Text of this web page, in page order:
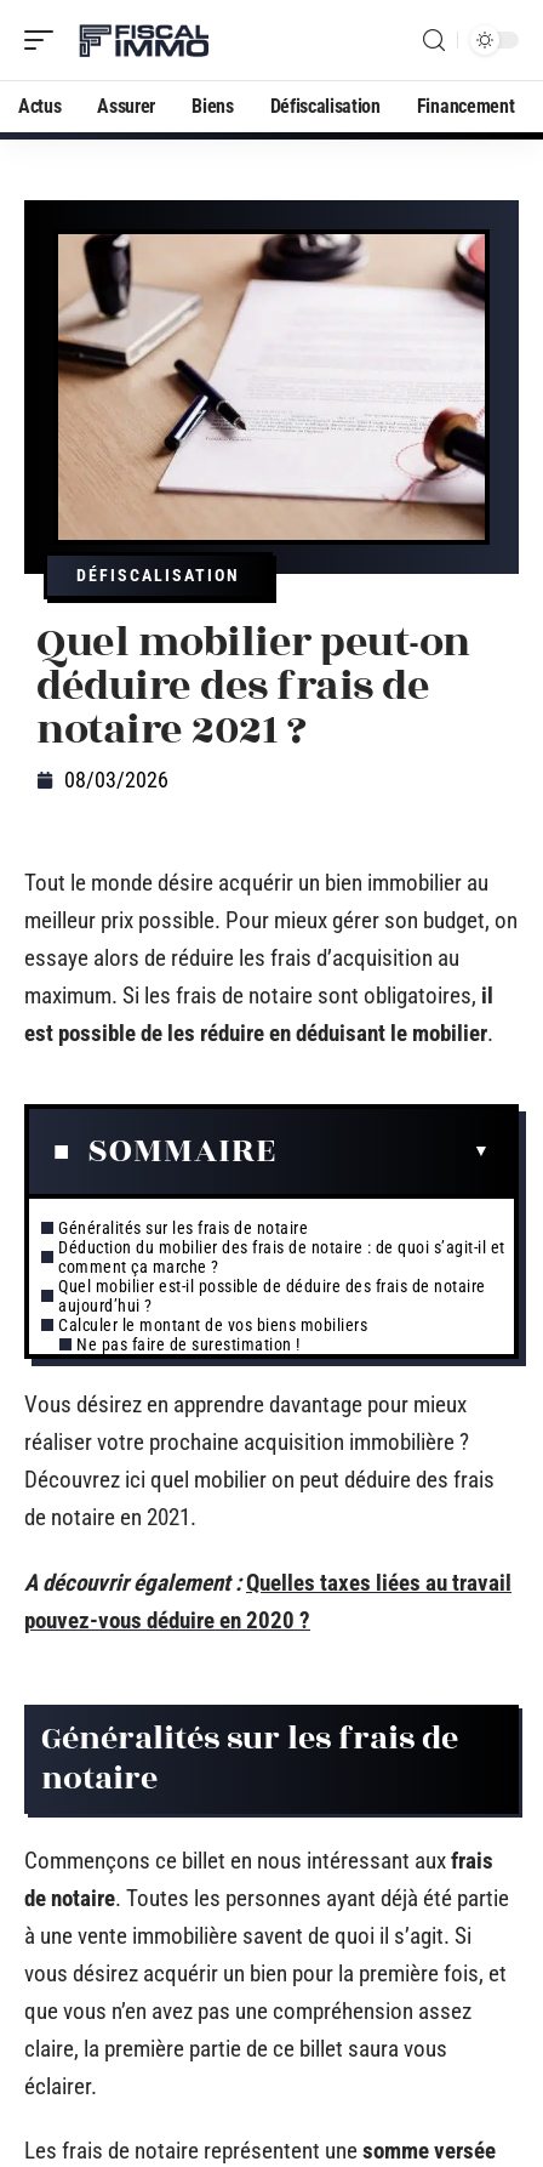
Actus Assurer Biens Défiscalisation Financement
DÉFISCALISATION
Quel mobilier peut-on
déduire des frais de
notaire 2021 ?
08/03/2026
Tout le monde désire acquérir un bien immobilier au
meilleur prix possible. Pour mieux gérer son budget, on
essaye alors de réduire les frais d’acquisition au
maximum. Si les frais de notaire sont obligatoires, il
est possible de les réduire en déduisant le mobilier.
SOMMAIRE
Généralités sur les frais de notaire
Déduction du mobilier des frais de notaire : de quoi s’agit-il et
comment ça marche ?
Quel mobilier est-il possible de déduire des frais de notaire
aujourd’hui ?
Calculer le montant de vos biens mobiliers
Ne pas faire de surestimation !
Vous désirez en apprendre davantage pour mieux
réaliser votre prochaine acquisition immobilière ?
Découvrez ici quel mobilier on peut déduire des frais
de notaire en 2021.
A découvrir également :Quelles taxes liées au travail
pouvez-vous déduire en 2020 ?
Généralités sur les frais de
notaire
Commençons ce billet en nous intéressant auxfrais
de notaire. Toutes les personnes ayant déjà été partie
à une vente immobilière savent de quoi il s’agit. Si
vous désirez acquérir un bien pour la première fois, et
que vous n’en avez pas une compréhension assez
claire, la première partie de ce billet saura vous
éclairer.
Les frais de notaire représentent unesomme versée